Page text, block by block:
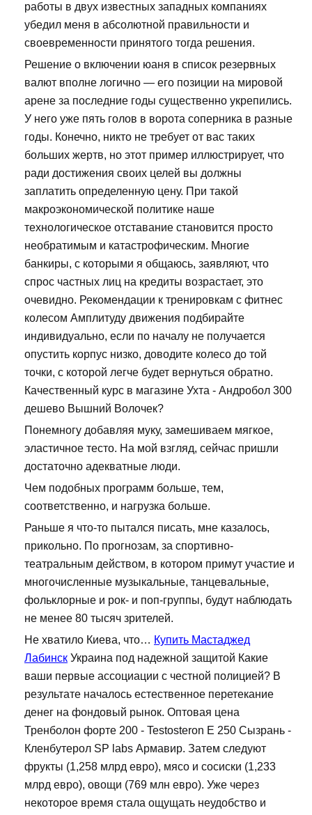
работы в двух известных западных компаниях
убедил меня в абсолютной правильности и
своевременности принятого тогда решения.
Решение о включении юаня в список резервных
валют вполне логично — его позиции на мировой
арене за последние годы существенно укрепились.
У него уже пять голов в ворота соперника в разные
годы. Конечно, никто не требует от вас таких
больших жертв, но этот пример иллюстрирует, что
ради достижения своих целей вы должны
заплатить определенную цену. При такой
макроэкономической политике наше
технологическое отставание становится просто
необратимым и катастрофическим. Многие
банкиры, с которыми я общаюсь, заявляют, что
спрос частных лиц на кредиты возрастает, это
очевидно. Рекомендации к тренировкам с фитнес
колесом Амплитуду движения подбирайте
индивидуально, если по началу не получается
опустить корпус низко, доводите колесо до той
точки, с которой легче будет вернуться обратно.
Качественный курс в магазине Ухта - Андробол 300
дешево Вышний Волочек?
Понемногу добавляя муку, замешиваем мягкое,
эластичное тесто. На мой взгляд, сейчас пришли
достаточно адекватные люди.
Чем подобных программ больше, тем,
соответственно, и нагрузка больше.
Раньше я что-то пытался писать, мне казалось,
прикольно. По прогнозам, за спортивно-
театральным действом, в котором примут участие и
многочисленные музыкальные, танцевальные,
фольклорные и рок- и поп-группы, будут наблюдать
не менее 80 тысяч зрителей.
Не хватило Киева, что… Купить Мастаджед
Лабинск Украина под надежной защитой Какие
ваши первые ассоциации с честной полицией? В
результате началось естественное перетекание
денег на фондовый рынок. Оптовая цена
Тренболон форте 200 - Testosteron E 250 Сызрань -
Кленбутерол SP labs Армавир. Затем следуют
фрукты (1,258 млрд евро), мясо и сосиски (1,233
млрд евро), овощи (769 млн евро). Уже через
некоторое время стала ощущать неудобство и